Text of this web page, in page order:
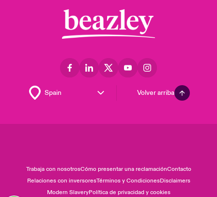
Volver arriba
Trabaja con nosotrosCómo presentar una reclamaciónContacto
Relaciones con inversoresTérminos y CondicionesDisclaimers
Modern SlaveryPolítica de privacidad y cookies